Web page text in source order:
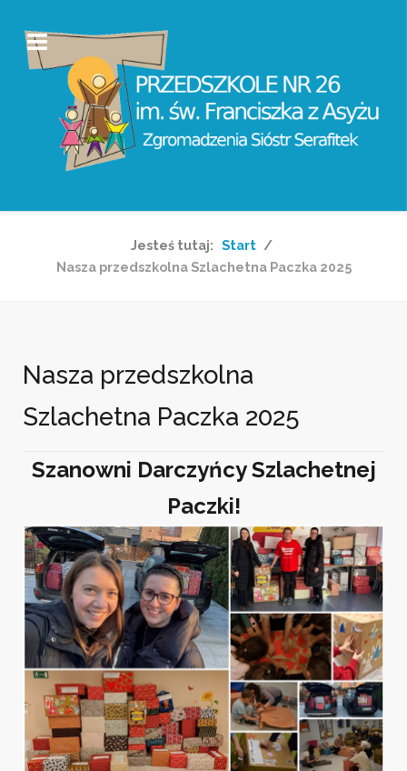
Jesteś tutaj: Start
Nasza przedszkolna Szlachetna Paczka 2025
Nasza przedszkolna
Szlachetna Paczka 2025
Szanowni Darczyńcy Szlachetnej
Paczki!